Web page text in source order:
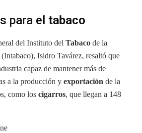
para el tabaco
del Instituto del Tabaco de la
Isidro Tavárez, resaltó que
capaz de mantener más de
a la producción y exportación de la
como los cigarros, que llegan a 148